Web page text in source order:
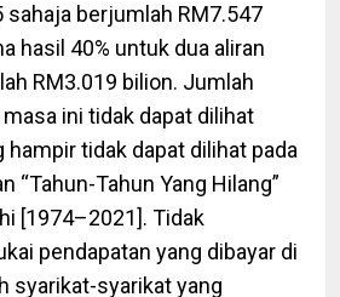
sahaja berjumlah RM7.547
hasil 40% untuk dua aliran
RM3.019 bilion. Jumlah
ini tidak dapat dilihat
hampir tidak dapat dilihat pada
“Tahun-Tahun Yang Hilang”
[1974–2021]. Tidak
pendapatan yang dibayar di
syarikat-syarikat yang